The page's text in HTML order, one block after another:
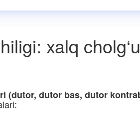
xalq
(dutor, dutor bas, dutor